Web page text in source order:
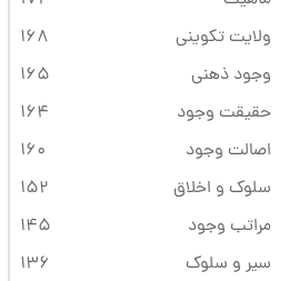
ولایت تکوینی
168
وجود ذهنی
165
حقیقت وجود
164
اصالت وجود
160
سلوک و اخلاق
152
مراتب وجود
145
سیر و سلوک
136